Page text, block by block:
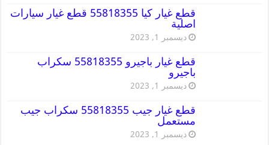
قطع غيار كيا 55818355 قطع غيار سيارات
اصلية
ديسمبر 1, 2023
قطع غيار باجيرو 55818355 سكراب
باجيرو
ديسمبر 1, 2023
قطع غيار جيب 55818355 سكراب جيب
مستعمل
ديسمبر 1, 2023